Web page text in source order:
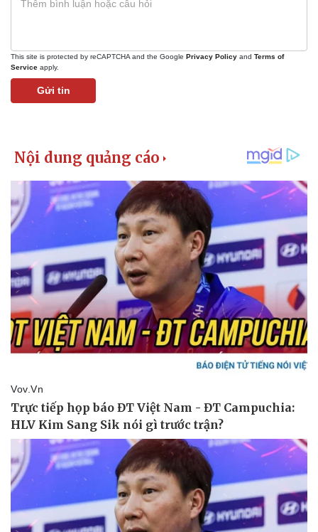
This site is protected by reCAPTCHA and the Google Privacy Policy and Terms of
Service apply.
Gửi tin